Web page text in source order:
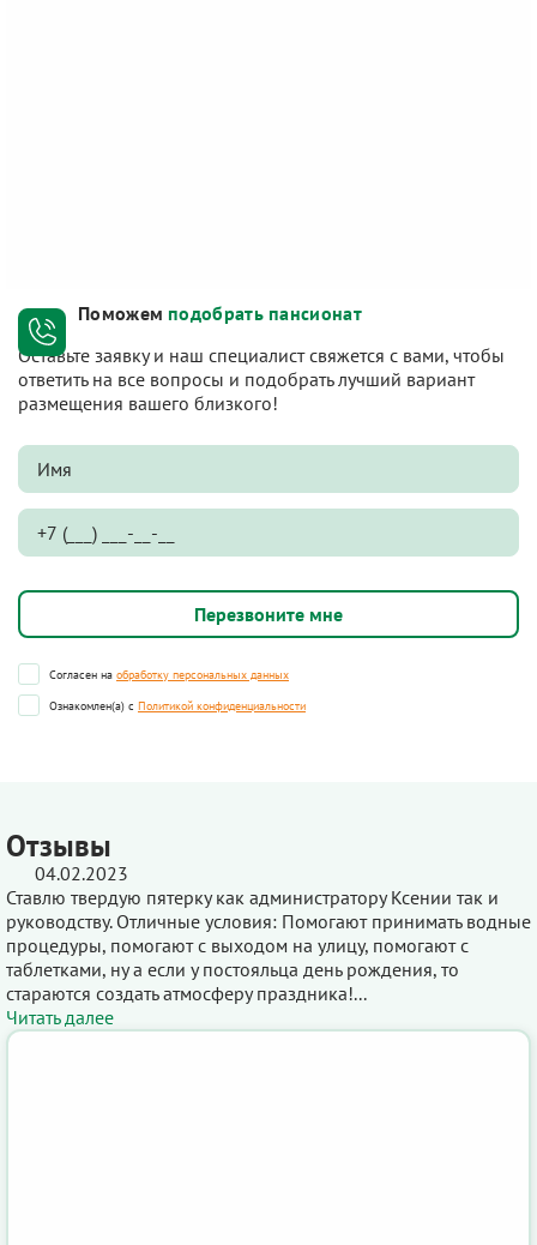
Поможем подобрать пансионат
Оставьте заявку и наш специалист свяжется с вами, чтобы
ответить на все вопросы и подобрать лучший вариант
размещения вашего близкого!
Согласен на обработку персональных данных
Ознакомлен(а) с Политикой конфиденциальности
Отзывы
04.02.2023
Ставлю твердую пятерку как администратору Ксении так и
руководству. Отличные условия: Помогают принимать водные
процедуры, помогают с выходом на улицу, помогают с
таблетками, ну а если у постояльца день рождения, то
стараются создать атмосферу праздника!...
Читать далее